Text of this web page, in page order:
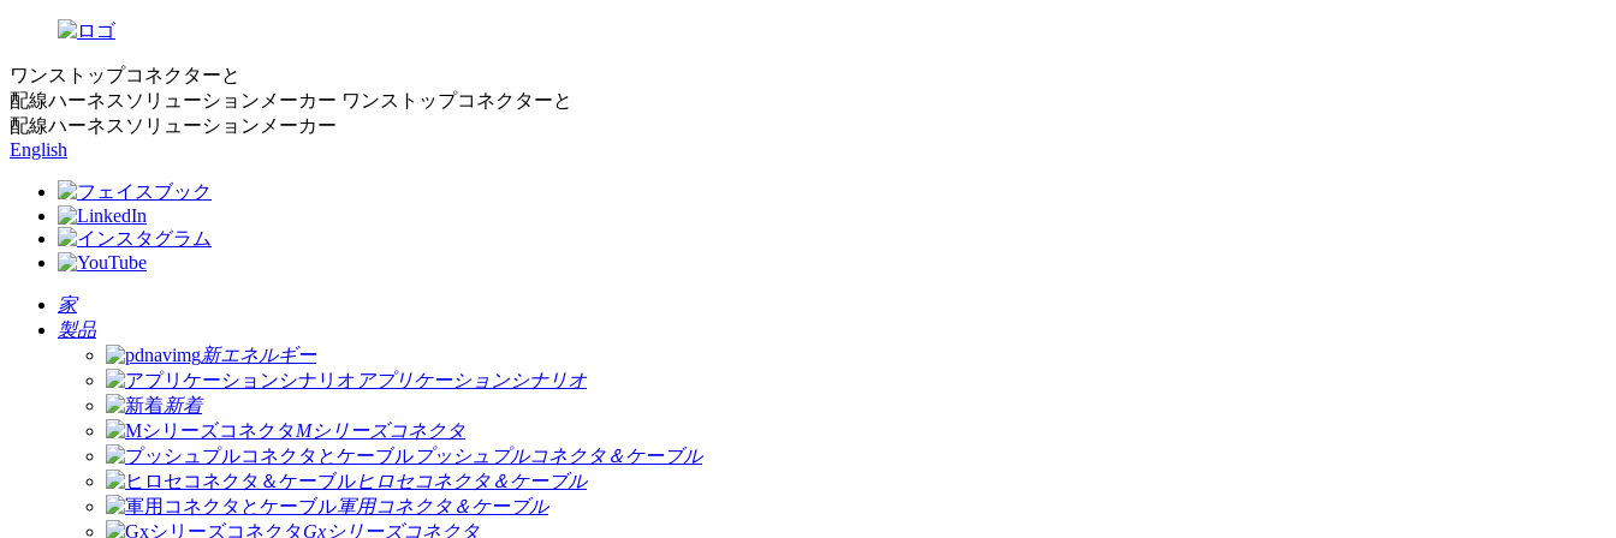
ワンストップコネクターと
配線ハーネスソリューションメーカー ワンストップコネクターと
配線ハーネスソリューションメーカー
English
家
製品
新エネルギー
アプリケーションシナリオ
新着
Mシリーズコネクタ
プッシュプルコネクタ＆ケーブル
ヒロセコネクタ＆ケーブル
軍用コネクタ＆ケーブル
Gxシリーズコネクタ